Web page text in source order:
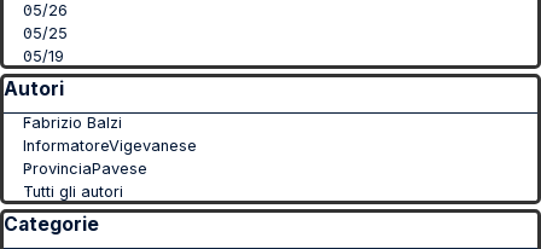
05/26
05/25
05/19
Salta blocco Autori
Autori
Fabrizio Balzi
InformatoreVigevanese
ProvinciaPavese
Tutti gli autori
Salta blocco Categorie
Categorie